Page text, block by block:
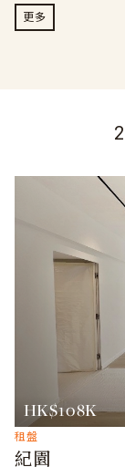
更多
HK$108K
租盤
紀園